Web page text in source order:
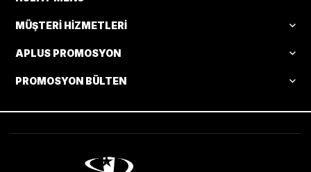
MÜŞTERI HIZMETLERI
APLUS PROMOSYON
PROMOSYON BÜLTEN